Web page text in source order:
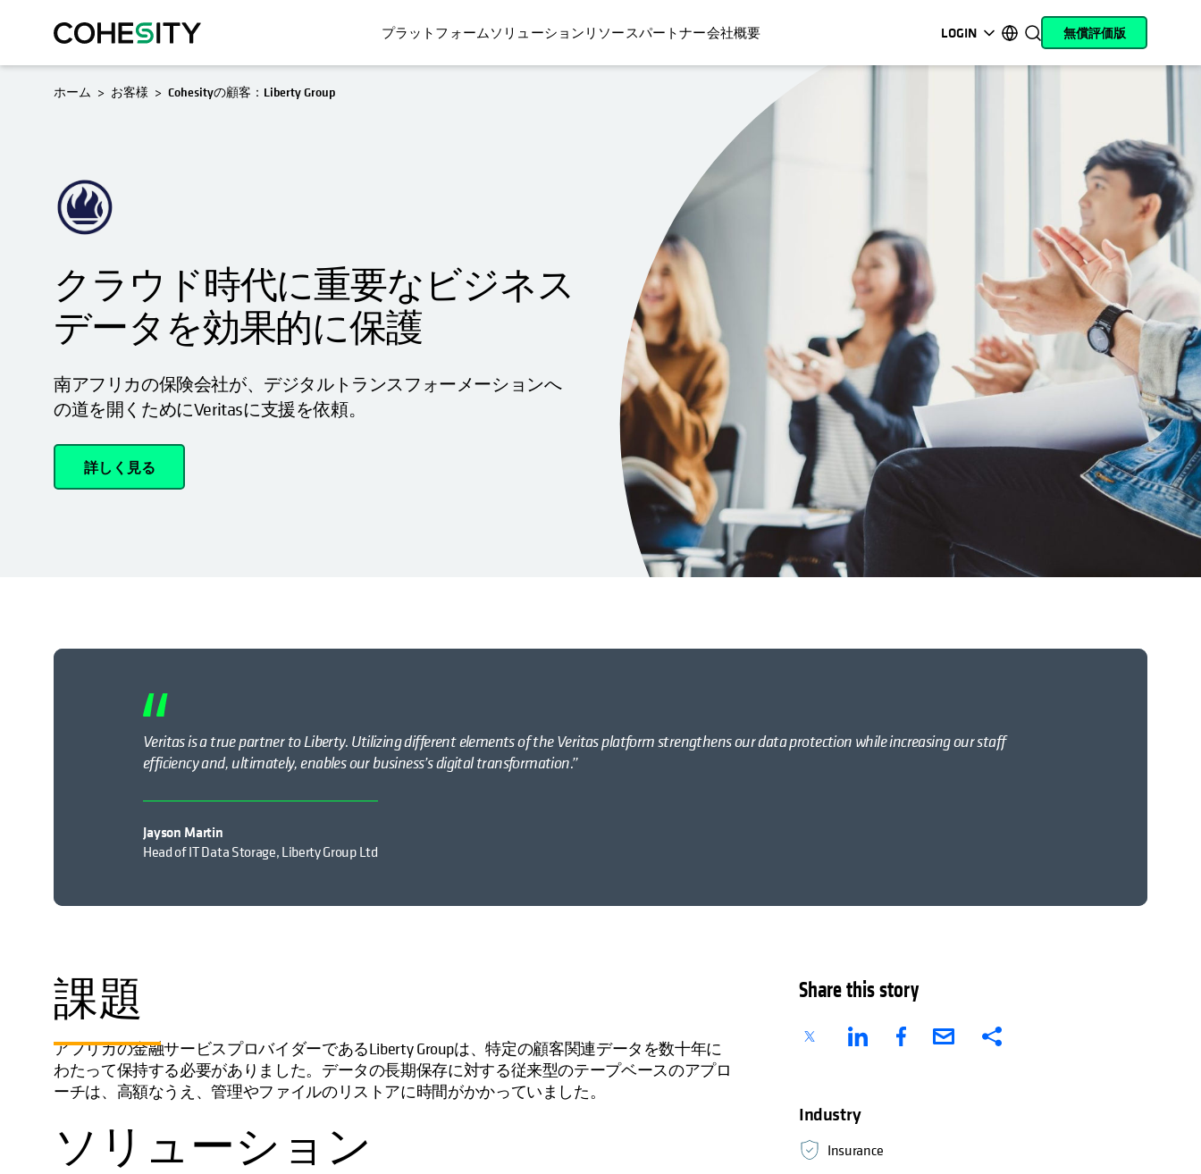
プラットフォームソリューションリソースパートナー会社概要 LOGIN
新しいタブで開く
新しいタブで開く
新しいタブで開く
新しいタブで開く
製品に関するドキ
新しいタブで開く
アカデミー
新しいタブで開く
Community
新しいタブで開く
パートナー
新しいタブで開く
Deutsch (Germany)
Français (France)
Português (Brazil)
한국어 (South Korea)
Español (Spain)
無償評価版
ホーム お客様 Cohesityの顧客：Liberty Group
クラウド時代に重要なビジネス
データを効果的に保護
南アフリカの保険会社が、デジタルトランスフォーメーションへ
の道を開くためにVeritasに支援を依頼。
詳しく見る
新しいタブで開く
Veritas is a true partner to Liberty. Utilizing different elements of the Veritas platform strengthens our data protection while increasing our staff
efficiency and, ultimately, enables our business’s digital transformation.”
Jayson Martin
Head of IT Data Storage, Liberty Group Ltd
課題
アフリカの金融サービスプロバイダーであるLiberty Groupは、特定の顧客関連データを数十年に
わたって保持する必要がありました。データの長期保存に対する従来型のテープベースのアプロ
ーチは、高額なうえ、管理やファイルのリストアに時間がかかっていました。
ソリューション
Share this story
Industry
Insurance